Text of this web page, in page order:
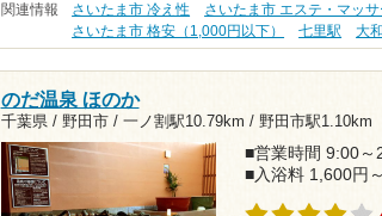
関連情報 さいたま市 冷え性 さいたま市 エステ・マッサ
さいたま市 格安（1,000円以下）
七里駅 大
のだ温泉 ほのか
千葉県 / 野田市 / 一ノ割駅10.79km / 野田市駅1.10km
■営業時間 9:00～
■入浴料 1,600円～